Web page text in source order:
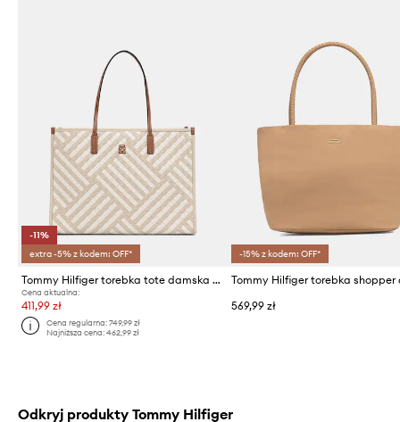
-11%
extra -5% z kodem: OFF*
Tommy Hilfiger torebka tote damska z imitacji skóry
Cena aktualna:
411,99 zł
Cena regularna:749,99 zł
Najniższa cena:462,99 zł
-15% z kodem: OFF*
569,99 zł
Odkryj produkty Tommy Hilfiger